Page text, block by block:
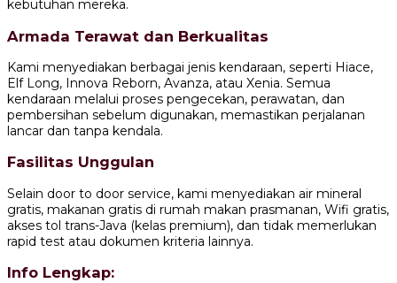
kebutuhan mereka.
Armada Terawat dan Berkualitas
Kami menyediakan berbagai jenis kendaraan, seperti Hiace,
Elf Long, Innova Reborn, Avanza, atau Xenia. Semua
kendaraan melalui proses pengecekan, perawatan, dan
pembersihan sebelum digunakan, memastikan perjalanan
lancar dan tanpa kendala.
Fasilitas Unggulan
Selain door to door service, kami menyediakan air mineral
gratis, makanan gratis di rumah makan prasmanan, Wifi gratis,
akses tol trans-Java (kelas premium), dan tidak memerlukan
rapid test atau dokumen kriteria lainnya.
Info Lengkap: